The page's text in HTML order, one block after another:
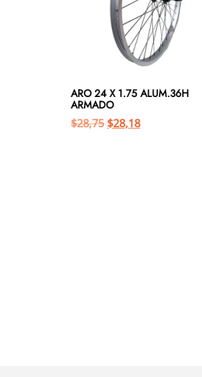
ARO 24 X 1.75 ALUM.36H
ARMADO
$28,75 $28,18